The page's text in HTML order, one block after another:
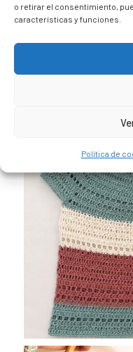
o retirar el consentimiento,
características y funciones.
Política de
Freelance | Web
@caravana_go